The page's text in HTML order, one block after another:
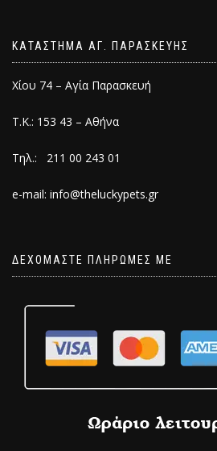
ΚΑΤΑΣΤΗΜΑ ΑΓ. ΠΑΡΑΣΚΕΥΗΣ
Χίου 74 – Αγία Παρασκευή
Τ.Κ.: 153 43 – Αθήνα
Τηλ.: 211 00 243 01
e-mail: info@theluckypets.gr
ΔΕΧΟΜΑΣΤΕ ΠΛΗΡΩΜΕΣ ΜΕ